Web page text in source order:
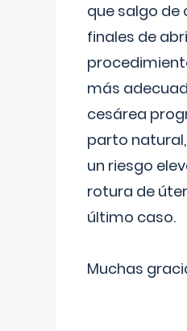
que salgo de
finales de
más
cesárea
parto
un riesgo
rotura de
último caso.
Muchas